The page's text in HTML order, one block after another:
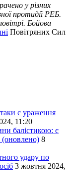
у різних
протидії РЕБ.
Бойова
Повітряних Сил
є ураження
11:20
балістикою: є
(оновлено) 8
удару по
3 жовтня 2024,